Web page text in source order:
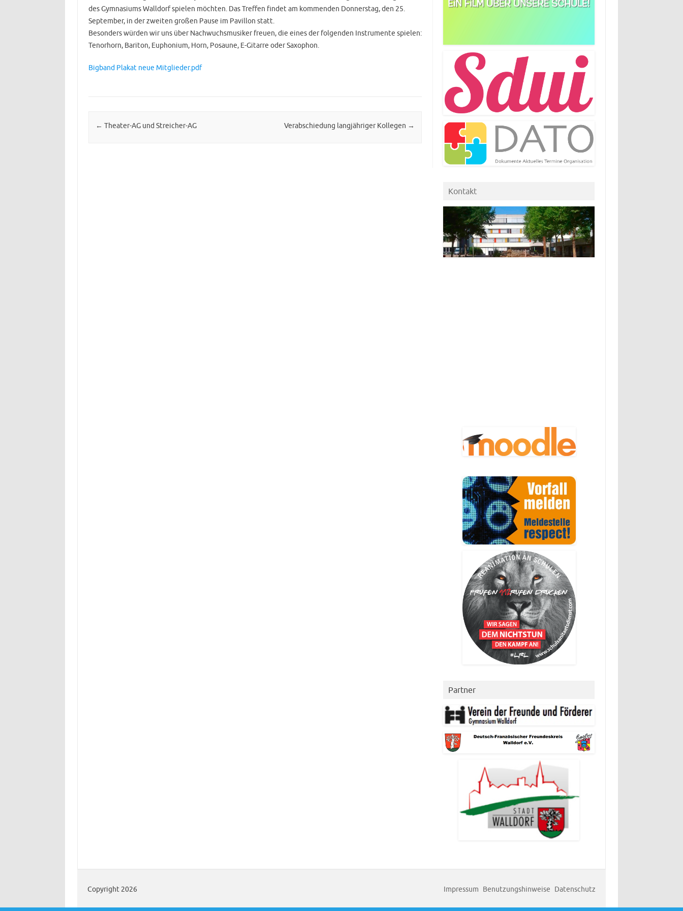
des Gymnasiums Walldorf spielen möchten. Das Treffen findet am kommenden Donnerstag, den 25.
September, in der zweiten großen Pause im Pavillon statt.
Besonders würden wir uns über Nachwuchsmusiker freuen, die eines der folgenden Instrumente spielen:
Tenorhorn, Bariton, Euphonium, Horn, Posaune, E-Gitarre oder Saxophon.
Bigband Plakat neue Mitglieder.pdf
Post navigation
← Theater-AG und Streicher-AG Verabschiedung langjähriger Kollegen →
Kontakt
Partner
Copyright 2026 Impressum Benutzungshinweise Datenschutz